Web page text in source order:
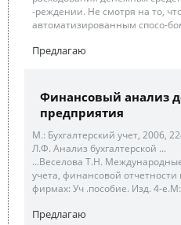
-реждении. Не смотря на то,
автоматизированным спосо-
Предлагаю
Финансовый анализ
предприятия
М.: Бухгалтерский учет, 2006,
Л.Ф. Анализ бухгалтерской ...
...Веселова Т.Н.
учета, финансовой отчетности
фирмах: Уч .пособие. Изд. 4-
Предлагаю